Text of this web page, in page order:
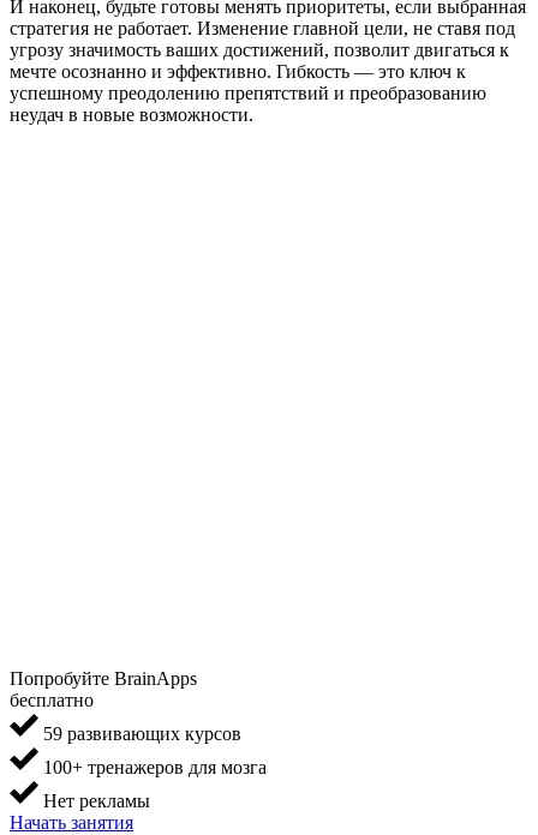
И наконец, будьте готовы менять приоритеты, если выбранная
стратегия не работает. Изменение главной цели, не ставя под
угрозу значимость ваших достижений, позволит двигаться к
мечте осознанно и эффективно. Гибкость — это ключ к
успешному преодолению препятствий и преобразованию
неудач в новые возможности.
Попробуйте BrainApps
бесплатно
59 развивающих курсов
100+ тренажеров для мозга
Нет рекламы
Начать занятия